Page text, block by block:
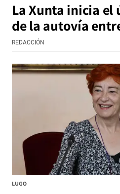
La Xunta inicia
de la autovía
REDACCIÓN
LUGO